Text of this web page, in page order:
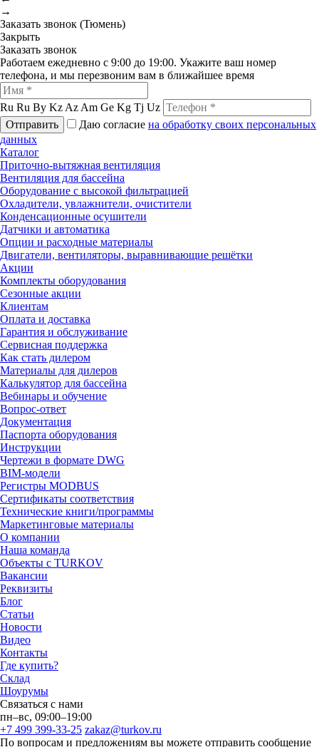
→
Заказать звонок (Тюмень)
Закрыть
Заказать звонок
Работаем ежедневно с 9:00 до 19:00. Укажите ваш номер
телефона, и мы перезвоним вам в ближайшее время
Ru Ru By Kz Az Am Ge Kg Tj Uz
Отправить
Даю согласие на обработку своих персональных
данных
Каталог
Приточно-вытяжная вентиляция
Вентиляция для бассейна
Оборудование с высокой фильтрацией
Охладители, увлажнители, очистители
Конденсационные осушители
Датчики и автоматика
Опции и расходные материалы
Двигатели, вентиляторы, выравнивающие решётки
Акции
Комплекты оборудования
Сезонные акции
Клиентам
Оплата и доставка
Гарантия и обслуживание
Сервисная поддержка
Как стать дилером
Материалы для дилеров
Калькулятор для бассейна
Вебинары и обучение
Вопрос-ответ
Документация
Паспорта оборудования
Инструкции
Чертежи в формате DWG
BIM-модели
Регистры MODBUS
Сертификаты соответствия
Технические книги/программы
Маркетинговые материалы
О компании
Наша команда
Объекты с TURKOV
Вакансии
Реквизиты
Блог
Статьи
Новости
Видео
Контакты
Где купить?
Склад
Шоурумы
Связаться с нами
пн–вс, 09:00–19:00
+7 499 399-33-25 zakaz@turkov.ru
По вопросам и предложениям вы можете отправить сообщение